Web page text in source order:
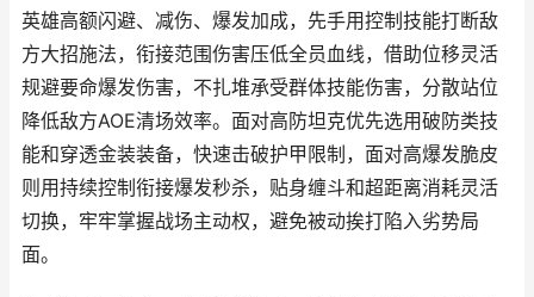
英雄高额闪避、减伤、爆发加成，先手用控制技能打断敌
方大招施法，衔接范围伤害压低全员血线，借助位移灵活
规避要命爆发伤害，不扎堆承受群体技能伤害，分散站位
降低敌方AOE清场效率。面对高防坦克优先选用破防类技
能和穿透金装装备，快速击破护甲限制，面对高爆发脆皮
则用持续控制衔接爆发秒杀，贴身缠斗和超距离消耗灵活
切换，牢牢掌握战场主动权，避免被动挨打陷入劣势局
面。